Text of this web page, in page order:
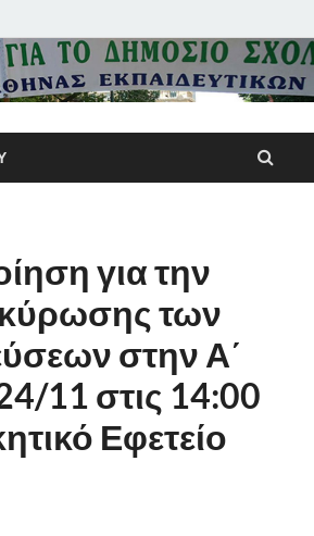
Α΄
Αθηνών
Π.Ε.
για την
των
στην Α΄
11 στις 14:00
Εφετείο